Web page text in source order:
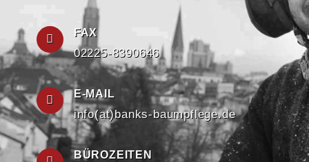
FAX
02225-8390646
E-MAIL
info(at)banks-baumpflege.de
BÜROZEITEN